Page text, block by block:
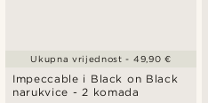
Impeccable i Black on Black
narukvice - 2 komada
Ukupna vrijednost - 49,90 €